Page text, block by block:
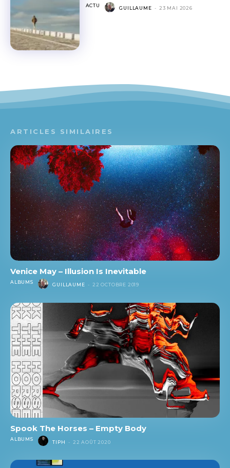
ACTU GUILLAUME - 23 MAI 2026
ARTICLES SIMILAIRES
Venice May – Illusion Is Inevitable
ALBUMS GUILLAUME - 22 OCTOBRE 2019
Spook The Horses – Empty Body
ALBUMS TIPH - 22 AOÛT 2020